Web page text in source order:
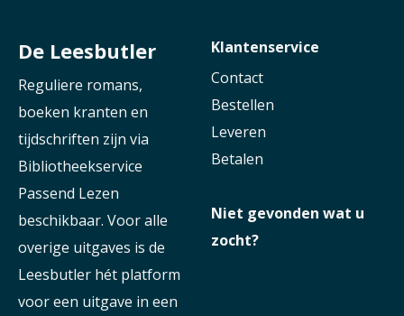
De Leesbutler
Reguliere romans,
boeken kranten en
tijdschriften zijn via
Bibliotheekservice
Passend Lezen
beschikbaar. Voor alle
overige uitgaves is de
Leesbutler hét platform
voor een uitgave in een
Klantenservice
Contact
Bestellen
Leveren
Betalen
Niet gevonden wat u
zocht?